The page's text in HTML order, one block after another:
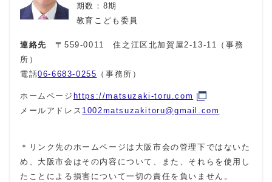
期数：8期
教育こども委員
連絡先〒559-0011 住之江区北加賀屋2-13-11（事務
所）
電話06-6683-0255 （事務所）
ホームページ https://matsuzaki-toru.com
メールアドレス 1002matsuzakitoru@gmail.com
＊リンク先のホームページは大阪市会の管理下ではないた
め、大阪市会はその内容について、また、それらを使用し
たことによる損害について一切の責任を負いません。